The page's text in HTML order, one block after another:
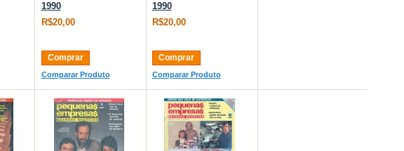
1990
R$20,00
Comprar
Comparar Produto
1990
R$20,00
Comprar
Comparar Produto